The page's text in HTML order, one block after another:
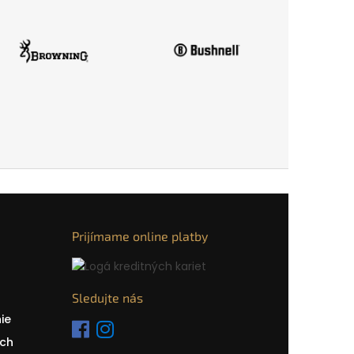
Prijímame online platby
Sledujte nás